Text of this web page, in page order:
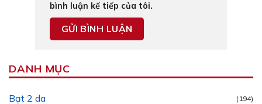
bình luận kế tiếp của tôi.
DANH MỤC
Bạt 2 da (194)